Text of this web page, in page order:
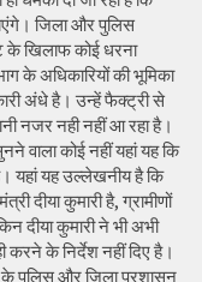
जिला और पुलिस
के खिलाफ कोई धरना
के अधिकारियों की भूमिका
अंधे है। उन्हें फैक्ट्री से
नजर नही नहीं आ रहा है।
वाला कोई नहीं यहां यह कि
यहां यह उल्लेखनीय है कि
दीया कुमारी है, ग्रामीणों
दीया कुमारी ने भी अभी
करने के निर्देश नहीं दिए है।
के पुलिस और जिला प्रशासन